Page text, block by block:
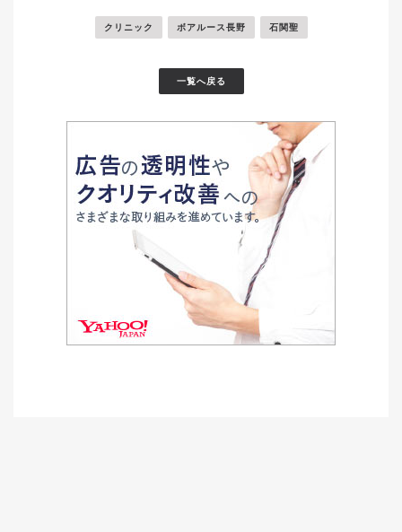
クリニック ボアルース長野 石関聖
一覧へ戻る